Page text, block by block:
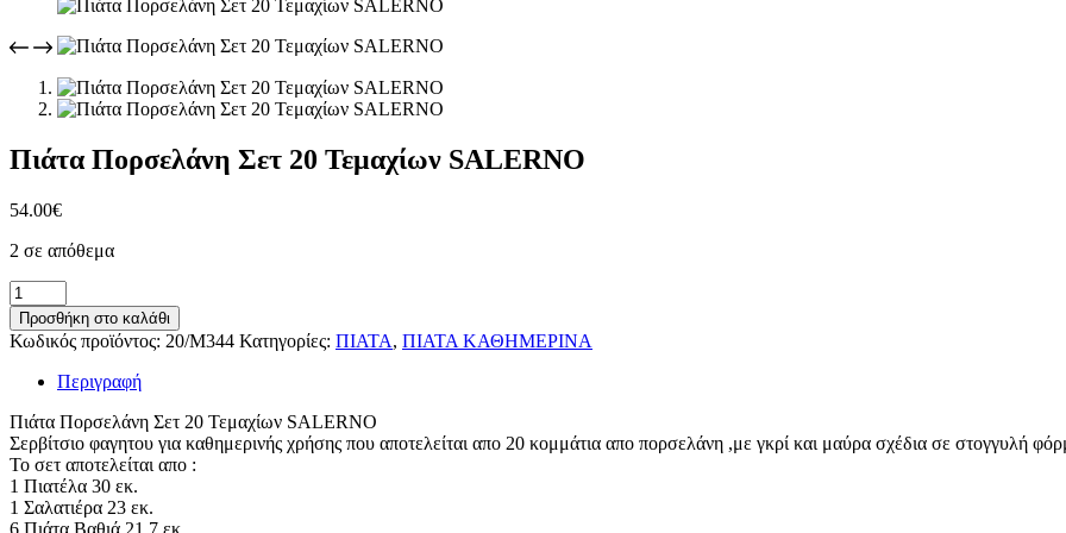
Πιάτα Πορσελάνη Σετ 20 Τεμαχίων SALERNO
54.00€
2 σε απόθεμα
Πιάτα
Πορσελάνη
Σετ
20
Τεμαχίων
SALERNO
ποσότητα
Προσθήκη στο καλάθι
Κωδικός προϊόντος: 20/M344 Κατηγορίες: ΠΙΑΤΑ, ΠΙΑΤΑ ΚΑΘΗΜΕΡΙΝΑ
Περιγραφή
Πιάτα Πορσελάνη Σετ 20 Τεμαχίων SALERNO
Σερβίτσιο φαγητου για καθημερινής χρήσης που αποτελείται απο 20 κομμάτια απο πορσελάνη ,με γκρί και μαύρα σχέδια σε στογγυλή
Το σετ αποτελείται απο :
1 Πιατέλα 30 εκ.
1 Σαλατιέρα 23 εκ.
6 Πιάτα Βαθιά 21,7 εκ.